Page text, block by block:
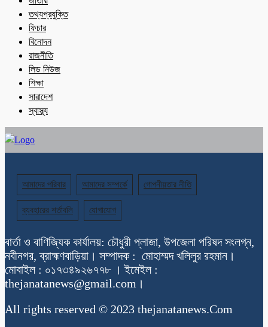
তথ্যপ্রযুক্তি
ফিচার
বিনোদন
রাজনীতি
লিড নিউজ
শিক্ষা
সারাদেশ
স্বাস্থ্য
আমাদের পরিবার আমাদের সম্পর্কে গোপনীয়তার নীতি
ব্যবহারের শর্তাবলি যোগাযোগ
বার্তা ও বাণিজ্যিক কার্যালয়: চৌধুরী প্লাজা, উপজেলা পরিষদ সংলগ্ন,
নবীনগর, ব্রাহ্মণবাড়িয়া। সম্পাদক : মোহাম্মদ খলিলুর রহমান।
মোবাইল : ০১৭৩৪৯২৬৭৭৮ । ইমেইল :
thejanatanews@gmail.com।
All rights reserved © 2023 thejanatanews.Com